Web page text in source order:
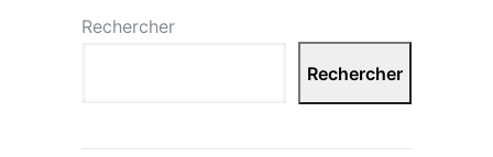
Rechercher
Rechercher